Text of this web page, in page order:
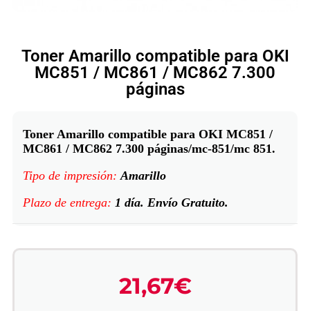
Toner Amarillo compatible para OKI
MC851 / MC861 / MC862 7.300
páginas
Toner Amarillo compatible para OKI MC851 /
MC861 / MC862 7.300 páginas/mc-851/mc 851.
Tipo de impresión: Amarillo
Plazo de entrega: 1 día. Envío Gratuito.
21,67€